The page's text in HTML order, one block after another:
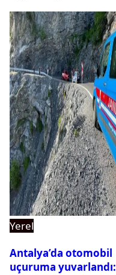
Yerel
Antalya’da otomobil
uçuruma yuvarlandı: